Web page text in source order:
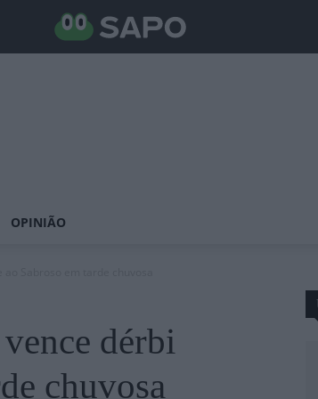
OPINIÃO
dérbi
chuvosa